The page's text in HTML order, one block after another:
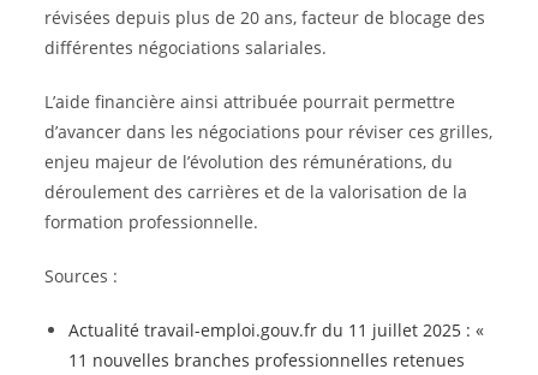
révisées depuis plus de 20 ans, facteur de blocage des
différentes négociations salariales.
L’aide financière ainsi attribuée pourrait permettre
d’avancer dans les négociations pour réviser ces grilles,
enjeu majeur de l’évolution des rémunérations, du
déroulement des carrières et de la valorisation de la
formation professionnelle.
Sources :
Actualité travail-emploi.gouv.fr du 11 juillet 2025 : «
11 nouvelles branches professionnelles retenues